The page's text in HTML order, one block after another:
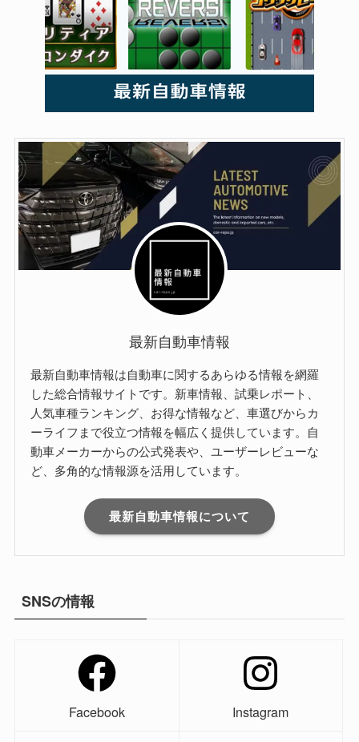
最新自動車情報
最新自動車情報は自動車に関するあらゆる情報を網羅
した総合情報サイトです。新車情報、試乗レポート、
人気車種ランキング、お得な情報など、車選びからカ
ーライフまで役立つ情報を幅広く提供しています。自
動車メーカーからの公式発表や、ユーザーレビューな
ど、多角的な情報源を活用しています。
最新自動車情報について
SNSの情報
Facebook Instagram